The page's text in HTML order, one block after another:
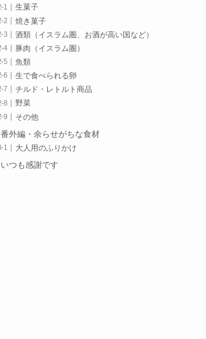
生菓子
焼き菓子
酒類（イスラム圏、お酒が高い国など）
豚肉（イスラム圏）
魚類
生で食べられる卵
チルド・レトルト商品
野菜
その他
番外編・余らせがちな食材
大人用のふりかけ
いつも感謝です